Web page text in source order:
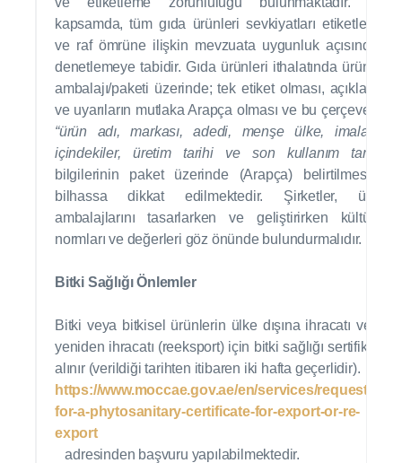
kapsamda, tüm gıda ürünleri sevkiyatları etiketleme
ve raf ömrüne ilişkin mevzuata uygunluk açısından
denetlemeye tabidir. Gıda ürünleri ithalatında ürünün
ambalajı/paketi üzerinde; tek etiket olması, açıklama
ve uyarıların mutlaka Arapça olması ve bu çerçevede
“ürün adı, markası, adedi, menşe ülke, imalatçı,
içindekiler, üretim tarihi ve son kullanım tarihi”
bilgilerinin paket üzerinde (Arapça) belirtilmesine
bilhassa dikkat edilmektedir. Şirketler, ürün
ambalajlarını tasarlarken ve geliştirirken kültürel
normları ve değerleri göz önünde bulundurmalıdır.
Bitki Sağlığı Önlemler
Bitki veya bitkisel ürünlerin ülke dışına ihracatı veya
yeniden ihracatı (reeksport) için bitki sağlığı sertifikası
alınır (verildiği tarihten itibaren iki hafta geçerlidir).
https://www.moccae.gov.ae/en/services/request-
for-a-phytosanitary-certificate-for-export-or-re-
export
adresinden başvuru yapılabilmektedir.